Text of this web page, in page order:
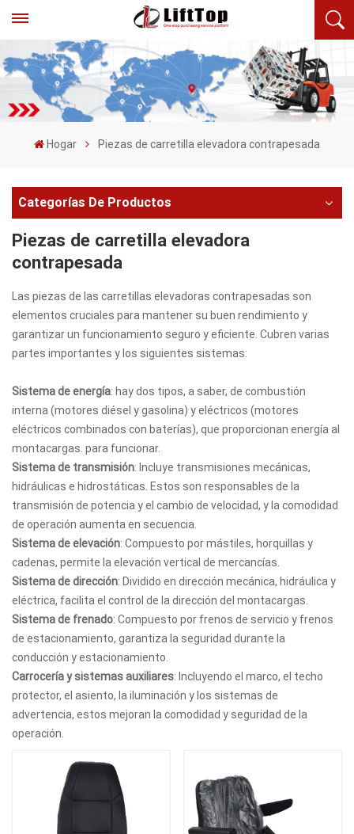
Hogar Piezas de carretilla elevadora contrapesada
Categorías De Productos
Piezas de carretilla elevadora
contrapesada
Las piezas de las carretillas elevadoras contrapesadas son
elementos cruciales para mantener su buen rendimiento y
garantizar un funcionamiento seguro y eficiente. Cubren varias
partes importantes y los siguientes sistemas:
Sistema de energía: hay dos tipos, a saber, de combustión
interna (motores diésel y gasolina) y eléctricos (motores
eléctricos combinados con baterías), que proporcionan energía al
montacargas. para funcionar.
Sistema de transmisión: Incluye transmisiones mecánicas,
hidráulicas e hidrostáticas. Estos son responsables de la
transmisión de potencia y el cambio de velocidad, y la comodidad
de operación aumenta en secuencia.
Sistema de elevación: Compuesto por mástiles, horquillas y
cadenas, permite la elevación vertical de mercancías.
Sistema de dirección: Dividido en dirección mecánica, hidráulica y
eléctrica, facilita el control de la dirección del montacargas.
Sistema de frenado: Compuesto por frenos de servicio y frenos
de estacionamiento, garantiza la seguridad durante la
conducción y estacionamiento.
Carrocería y sistemas auxiliares: Incluyendo el marco, el techo
protector, el asiento, la iluminación y los sistemas de
advertencia, estos mejoran la comodidad y seguridad de la
operación.